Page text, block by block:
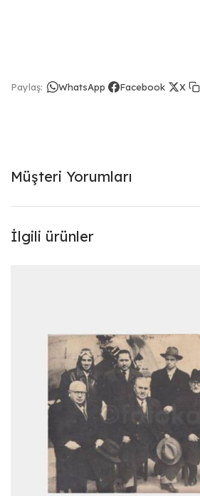
Paylaş: WhatsApp Facebook X
Müşteri Yorumları
İlgili ürünler